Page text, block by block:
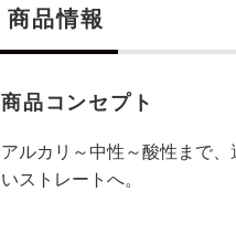
商品情報
商品コンセプト
アルカリ～中性～酸性まで
いストレートへ。